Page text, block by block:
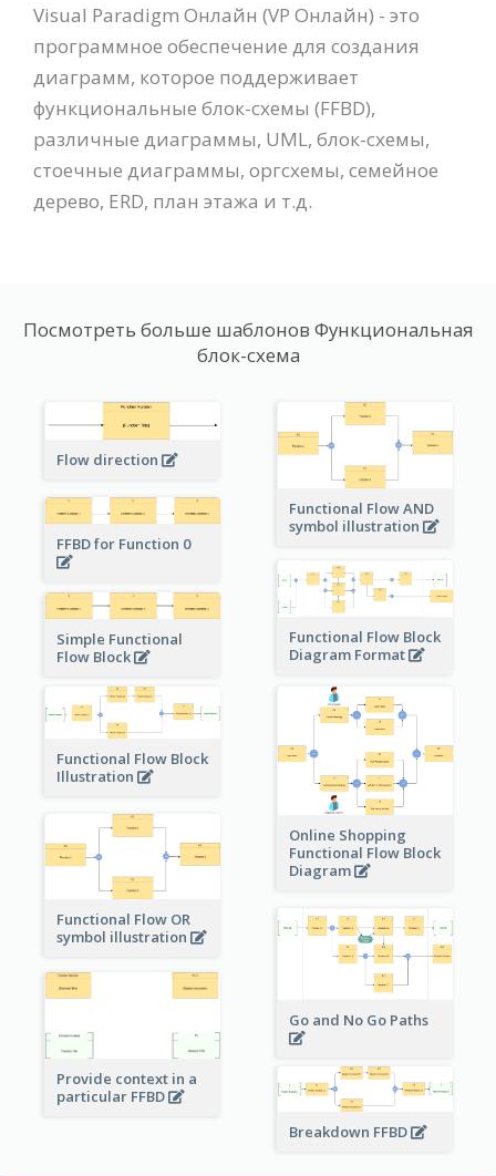
Visual Paradigm Онлайн (VP Онлайн) - это
программное обеспечение для создания
диаграмм, которое поддерживает
функциональные блок-схемы (FFBD),
различные диаграммы, UML, блок-схемы,
стоечные диаграммы, оргсхемы, семейное
дерево, ERD, план этажа и т.д.
Посмотреть больше шаблонов Функциональная
блок-схема
Flow direction
Functional Flow AND
symbol illustration
FFBD for Function 0
Functional Flow Block
Diagram Format
Simple Functional
Flow Block
Functional Flow Block
Illustration
Online Shopping
Functional Flow Block
Diagram
Functional Flow OR
symbol illustration
Go and No Go Paths
Provide context in a
particular FFBD
Breakdown FFBD